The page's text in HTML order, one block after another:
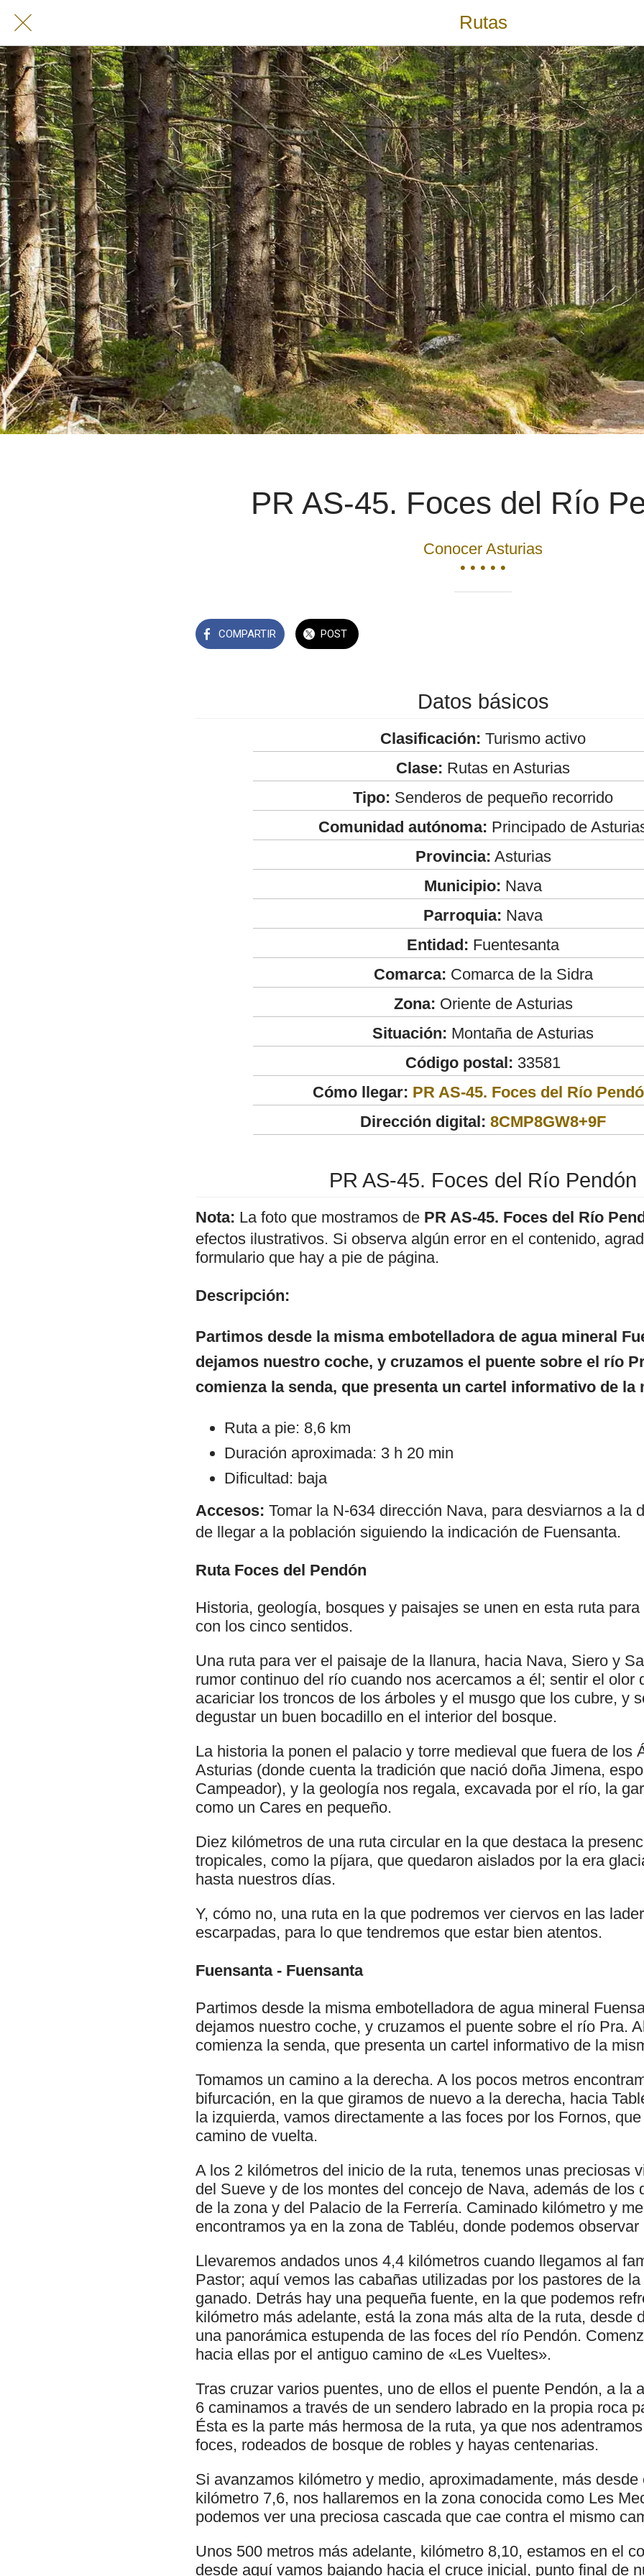
Rutas
PR AS-45. Foces del Río
Conocer Asturias
• • • • •
COMPARTIR POST
Datos básicos
Clasificación: Turismo activo
Clase: Rutas en Asturias
Tipo: Senderos de pequeño recorrido
Comunidad autónoma: Principado de
Provincia: Asturias
Municipio: Nava
Parroquia: Nava
Entidad: Fuentesanta
Comarca: Comarca de la Sidra
Zona: Oriente de Asturias
Situación: Montaña de Asturias
Código postal: 33581
Cómo llegar: PR AS-45. Foces del Río
Dirección digital: 8CMP8GW8+9F
PR AS-45. Foces del Río Pendón
Nota: La foto que mostramos de PR AS-45. Foces del Río
efectos ilustrativos. Si observa algún error en el contenido,
formulario que hay a pie de página.
Descripción:
Partimos desde la misma embotelladora de agua mineral
dejamos nuestro coche, y cruzamos el puente sobre el río
comienza la senda, que presenta un cartel informativo de la
Ruta a pie: 8,6 km
Duración aproximada: 3 h 20 min
Dificultad: baja
Accesos: Tomar la N-634 dirección Nava, para desviarnos a la
de llegar a la población siguiendo la indicación de Fuensanta.
Ruta Foces del Pendón
Historia, geología, bosques y paisajes se unen en esta ruta
con los cinco sentidos.
Una ruta para ver el paisaje de la llanura, hacia Nava, Siero y
rumor continuo del río cuando nos acercamos a él; sentir el olor
acariciar los troncos de los árboles y el musgo que los cubre, y
degustar un buen bocadillo en el interior del bosque.
La historia la ponen el palacio y torre medieval que fuera de los
Asturias (donde cuenta la tradición que nació doña Jimena,
Campeador), y la geología nos regala, excavada por el río, la
como un Cares en pequeño.
Diez kilómetros de una ruta circular en la que destaca la
tropicales, como la píjara, que quedaron aislados por la era
hasta nuestros días.
Y, cómo no, una ruta en la que podremos ver ciervos en las
escarpadas, para lo que tendremos que estar bien atentos.
Fuensanta - Fuensanta
Partimos desde la misma embotelladora de agua mineral
dejamos nuestro coche, y cruzamos el puente sobre el río Pra.
comienza la senda, que presenta un cartel informativo de la
Tomamos un camino a la derecha. A los pocos metros
bifurcación, en la que giramos de nuevo a la derecha, hacia
la izquierda, vamos directamente a las foces por los Fornos,
camino de vuelta.
A los 2 kilómetros del inicio de la ruta, tenemos unas preciosas
del Sueve y de los montes del concejo de Nava, además de los
de la zona y del Palacio de la Ferrería. Caminado kilómetro y
encontramos ya en la zona de Tabléu, donde podemos
Llevaremos andados unos 4,4 kilómetros cuando llegamos al
Pastor; aquí vemos las cabañas utilizadas por los pastores de
ganado. Detrás hay una pequeña fuente, en la que podemos
kilómetro más adelante, está la zona más alta de la ruta, desde
una panorámica estupenda de las foces del río Pendón.
hacia ellas por el antiguo camino de «Les Vueltes».
Tras cruzar varios puentes, uno de ellos el puente Pendón, a la
6 caminamos a través de un sendero labrado en la propia roca
Ésta es la parte más hermosa de la ruta, ya que nos
foces, rodeados de bosque de robles y hayas centenarias.
Si avanzamos kilómetro y medio, aproximadamente, más desde
kilómetro 7,6, nos hallaremos en la zona conocida como Les
podemos ver una preciosa cascada que cae contra el mismo
Unos 500 metros más adelante, kilómetro 8,10, estamos en el
desde aquí vamos bajando hacia el cruce inicial, punto final de